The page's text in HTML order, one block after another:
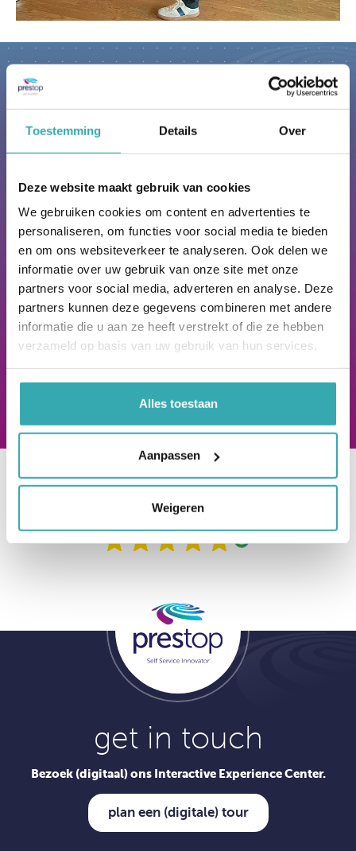
Toestemming Details Over
Deze website maakt gebruik van cookies
We gebruiken cookies om content en advertenties te
personaliseren, om functies voor social media te bieden
en om ons websiteverkeer te analyseren. Ook delen we
informatie over uw gebruik van onze site met onze
partners voor social media, adverteren en analyse. Deze
partners kunnen deze gegevens combineren met andere
informatie die u aan ze heeft verstrekt of die ze hebben
verzameld op basis van uw gebruik van hun services.
Alles toestaan
Aanpassen
Weigeren
Bezoek nu
ons Interactieve Experience
Center.
Experience Center van Europa. Je bent van harte
welkom in onze showroom, op Ekkersrijt 4611 in
Son en Breugel, waar we je al onze oplossingen
kunnen tonen.
Liever online? Onze specialisten lopen graag met
de iPhone met Zoom door ons Interactieve
Experience Center. Live worden de beelden
getoond en kun je direct vanuit thuis/werk
vragen stellen.
Klantbeoordelingen op Google
get in touch
Bezoek (digitaal) ons Interactive Experience Center.
plan een (digitale) tour